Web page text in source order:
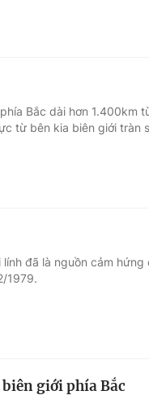
Bắc dài hơn 1.400km
từ bên kia biên giới tràn
đã là nguồn cảm
1979.
giới phía Bắc